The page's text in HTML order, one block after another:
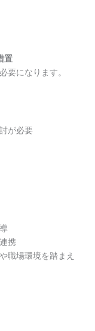
置
要になります。
が必要
携
職場環境を踏まえ